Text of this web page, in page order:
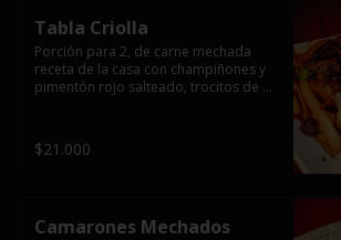
Tabla Criolla
Porción para 2, de carne mechada
receta de la casa con champiñones y
pimentón rojo salteado, trocitos de
papas fritas.
$21.000
Camarones Mechados